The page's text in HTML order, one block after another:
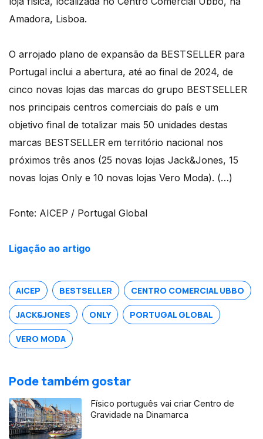
Amadora, Lisboa.
O arrojado plano de expansão da BESTSELLER para
Portugal inclui a abertura, até ao final de 2024, de
cinco novas lojas das marcas do grupo BESTSELLER
nos principais centros comerciais do país e um
objetivo final de totalizar mais 50 unidades destas
marcas BESTSELLER em território nacional nos
próximos três anos (25 novas lojas Jack&Jones, 15
novas lojas Only e 10 novas lojas Vero Moda). (…)
Fonte: AICEP / Portugal Global
Ligação ao artigo
AICEP BESTSELLER CENTRO COMERCIAL UBBO
JACK&JONES ONLY PORTUGAL GLOBAL
VERO MODA
Pode também gostar
Físico português vai criar Centro de
Gravidade na Dinamarca